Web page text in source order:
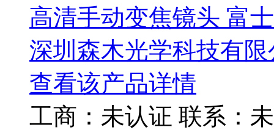
高清手动变焦镜头 富
深圳森木光学科技有限
查看该产品详情
工商： 未认证 联系：